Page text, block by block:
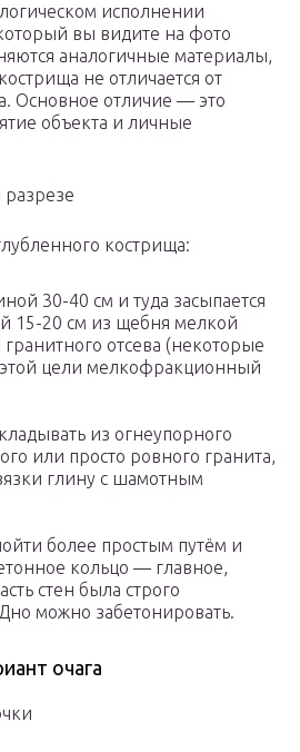
исполнении
вы видите на фото
аналогичные материалы,
не отличается от
Основное отличие — это
объекта и личные
разрезе
кострища:
30-40 см и туда засыпается
15-20 см из щебня мелкой
отсева (некоторые
этой цели мелкофракционный
из огнеупорного
или просто ровного гранита,
глину с шамотным
более простым путём и
кольцо — главное,
стен была строго
можно забетонировать.
очага